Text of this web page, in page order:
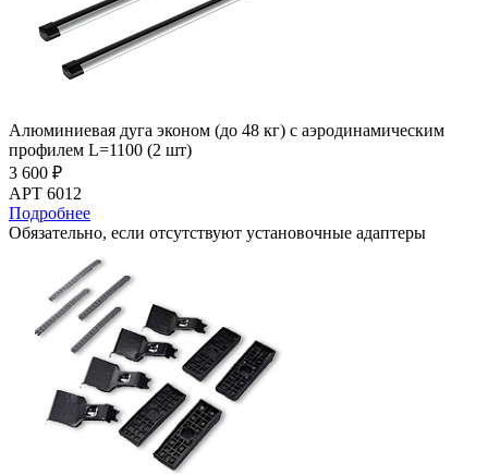
Алюминиевая дуга эконом (до 48 кг) с аэродинамическим
профилем L=1100 (2 шт)
3 600 ₽
АРТ 6012
Подробнее
Обязательно, если отсутствуют установочные адаптеры